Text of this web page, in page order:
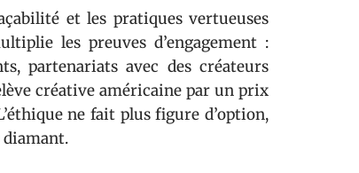
et les pratiques vertueuses
les preuves d’engagement :
partenariats avec des créateurs
créative américaine par un prix
ne fait plus figure d’option,
diamant.